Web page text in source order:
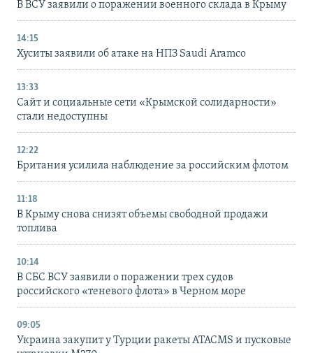
В ВСУ заявили о поражении военного склада в Крыму
14:15
Хуситы заявили об атаке на НПЗ Saudi Aramco
13:33
Сайт и социальные сети «Крымской солидарности»
стали недоступны
12:22
Британия усилила наблюдение за российским флотом
11:18
В Крыму снова снизят объемы свободной продажи
топлива
10:14
В СБС ВСУ заявили о поражении трех судов
российского «теневого флота» в Черном море
09:05
Украина закупит у Турции ракеты ATACMS и пусковые